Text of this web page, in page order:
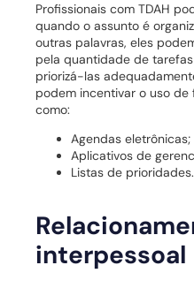
Profissionais com TDAH
quando o assunto é
outras palavras, eles
pela quantidade de
priorizá-las
podem incentivar o uso de
como:
Agendas eletrônicas;
Aplicativos de
Listas de prioridades.
interpessoal